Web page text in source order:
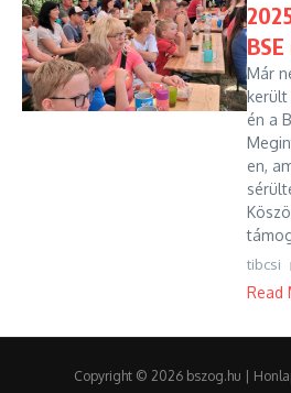
Már
került
én a
en,
tibcsi
Read
Copyright © 2026 bszog.hu |